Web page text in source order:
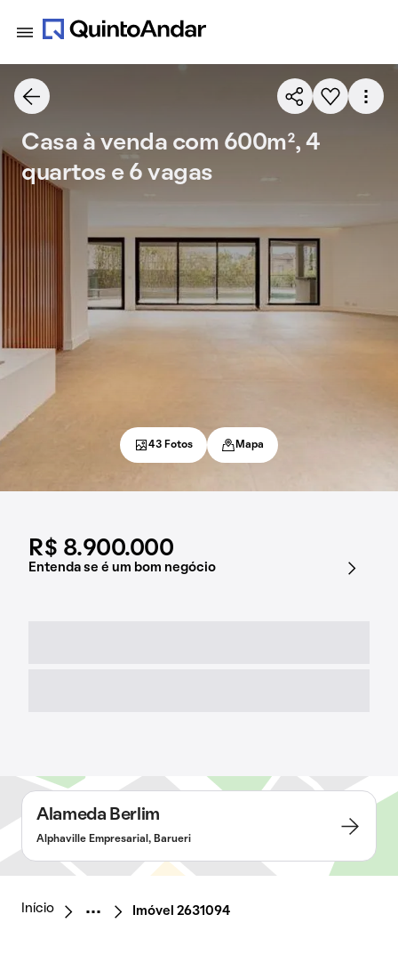
R$ 8.900.000
Entenda se é um bom negócio
Casa à venda com 600m², 4
quartos e 6 vagas
43 Fotos Mapa
Alameda Berlim
Alphaville Empresarial, Barueri
Início Imóvel 2631094